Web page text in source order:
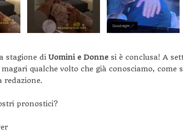
stagione di Uomini e Donne si è conclusa! A
qualche volto che già conosciamo, come
redazione.
pronostici?